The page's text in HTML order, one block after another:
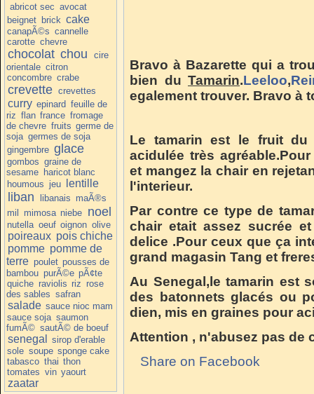
abricot sec avocat
beignet brick cake
canapÃ©s cannelle
carotte chevre
chocolat chou
cire
orientale citron
concombre crabe
crevette crevettes
curry epinard feuille de
riz flan france fromage
de chevre fruits germe de
soja germes de soja
gingembre glace
gombos graine de
sesame haricot blanc
houmous jeu lentille
liban libanais maÃ®s
mil mimosa niebe noel
nutella oeuf oignon olive
poireaux pois chiche
pomme pomme de
terre poulet pousses de
bambou purÃ©e pÃ¢te
quiche raviolis riz rose
des sables safran
salade sauce nioc mam
sauce soja saumon
fumÃ© sautÃ© de boeuf
senegal
sirop d'erable
sole soupe sponge cake
tabasco thai thon
tomates vin yaourt
zaatar
Bravo à Bazarette qui a
bien du Tamarin.Leeloo,
egalement trouver. Bravo à
Le tamarin est le fruit du
acidulée très
et mangez la chair en
l'interieur.
Par contre ce type de
chair etait assez sucrée
delice .Pour ceux que ça
grand magasin Tang et
Au Senegal,le tamarin est
des batonnets glacés ou
dien, mis en graines pour
Attention , n'abusez pas de
Share on Facebook